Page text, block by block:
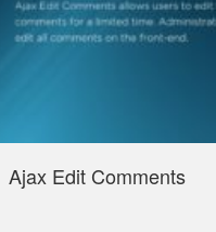
Ajax Edit Comments